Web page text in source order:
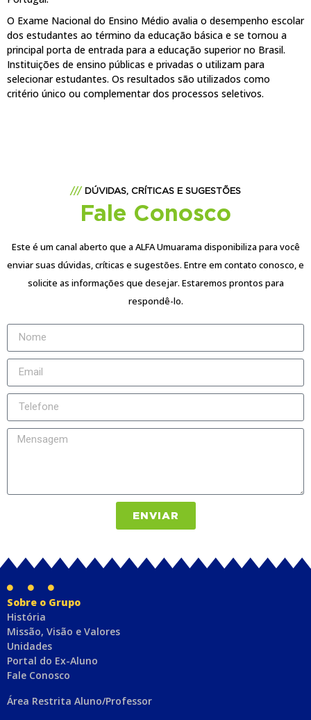
O Exame Nacional do Ensino Médio avalia o desempenho escolar
dos estudantes ao término da educação básica e se tornou a
principal porta de entrada para a educação superior no Brasil.
Instituições de ensino públicas e privadas o utilizam para
selecionar estudantes. Os resultados são utilizados como
critério único ou complementar dos processos seletivos.
///DÚVIDAS, CRÍTICAS E SUGESTÕES
Fale Conosco
Este é um canal aberto que a ALFA Umuarama disponibiliza para você
enviar suas dúvidas, críticas e sugestões. Entre em contato conosco, e
solicite as informações que desejar. Estaremos prontos para
respondê-lo.
ENVIAR
Sobre o Grupo
História
Missão, Visão e Valores
Unidades
Portal do Ex-Aluno
Fale Conosco
Área Restrita Aluno/Professor